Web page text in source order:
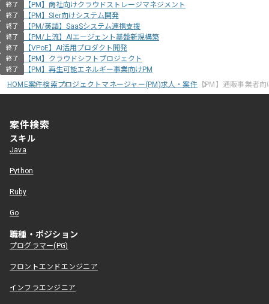
終了 【PM】商社向けクラウドストレージマネジメント
終了 【PM】SIer向けシステム開発
終了 【PM/英語】SaaSシステム連携支援
終了 【PM/上流】AIエージェント基盤新規構築
終了 【VPoE】AI活用プロダクト開発
終了 【PM】クラウドシフトプロジェクト
終了
【PM】再生可能エネルギー事業向けPM
HOME案件検索プロジェクトマネージャー(PM)求人・案件【PM】通販事業者
案件検索
スキル
Java
Python
Ruby
Go
職種・ポジション
プログラマー(PG)
フロントエンドエンジニア
インフラエンジニア